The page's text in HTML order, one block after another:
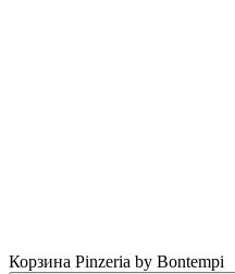
Корзина Pinzeria by Bontempi